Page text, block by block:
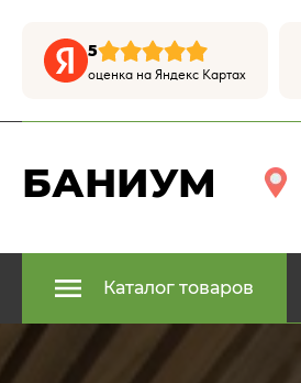
5
оценка на Яндекс Картах
БАНИУМ
Каталог товаров